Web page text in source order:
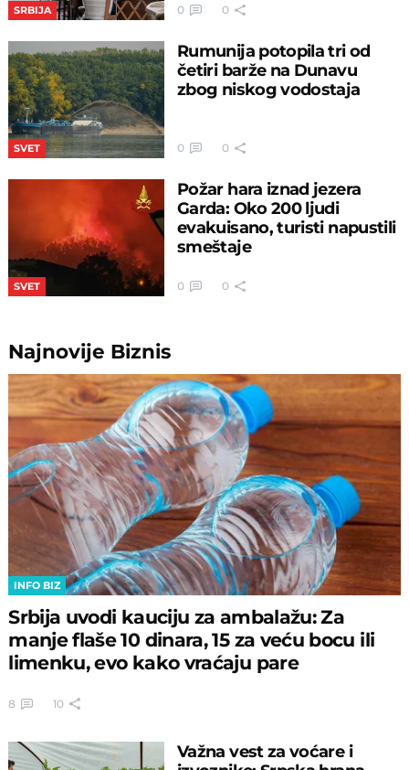
SRBIJA 0 0
SVET
Rumunija potopila tri od
četiri barže na Dunavu
zbog niskog vodostaja
0 0
SVET
Požar hara iznad jezera
Garda: Oko 200 ljudi
evakuisano, turisti napustili
smeštaje
0 0
Najnovije Biznis
INFO BIZ
Srbija uvodi kauciju za ambalažu: Za
manje flaše 10 dinara, 15 za veću bocu ili
limenku, evo kako vraćaju pare
8 10
Važna vest za voćare i